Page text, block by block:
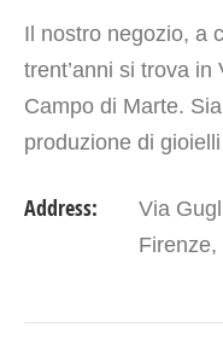
Il nostro negozio, a
trent’anni si trova
Campo di Marte.
produzione di
Address:
Via
Firenze,